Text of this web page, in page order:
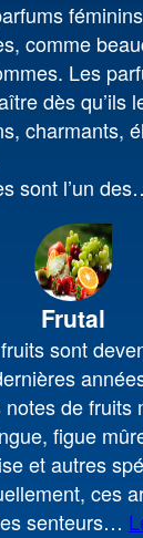
comme
Les
dès qu’ils
charmants,
sont l’un des
Frutal
sont
de fruits
figue
et autres
ces
senteurs…